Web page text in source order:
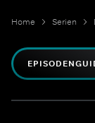
Home Serien